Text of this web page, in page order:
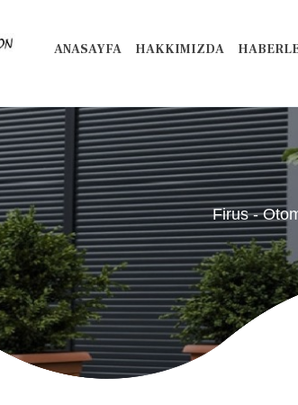
ANASAYFA HAKKIMIZDA
Firus -